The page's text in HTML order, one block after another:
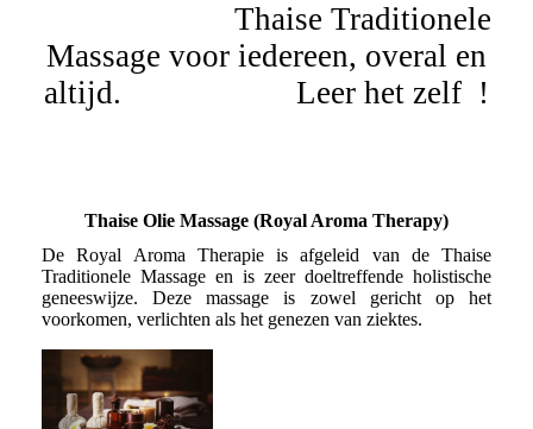
Thaise Traditionele
Massage voor iedereen, overal en
altijd. Leer het zelf !
Thaise Olie Massage (Royal Aroma Therapy)
De Royal Aroma Therapie is afgeleid van de Thaise
Traditionele Massage en is zeer doeltreffende holistische
geneeswijze. Deze massage is zowel gericht op het
voorkomen, verlichten als het genezen van ziektes.